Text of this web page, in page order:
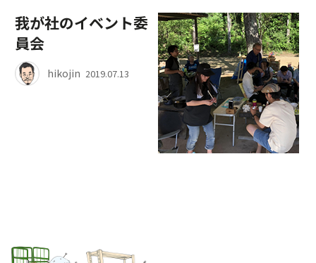
我が社のイベント委
員会
hikojin 2019.07.13